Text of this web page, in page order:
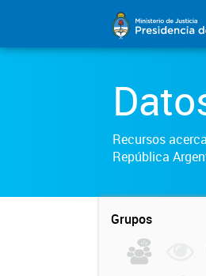
Recursos
República
Grupos